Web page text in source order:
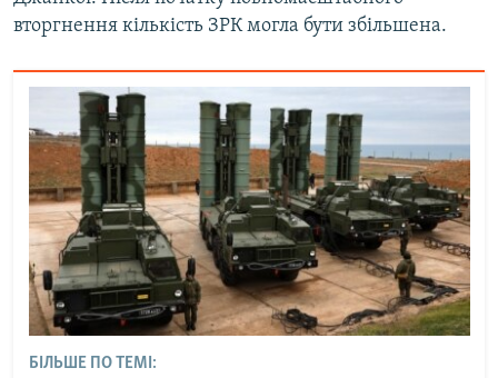
вторгнення кількість ЗРК могла бути збільшена.
БІЛЬШЕ ПО ТЕМІ: